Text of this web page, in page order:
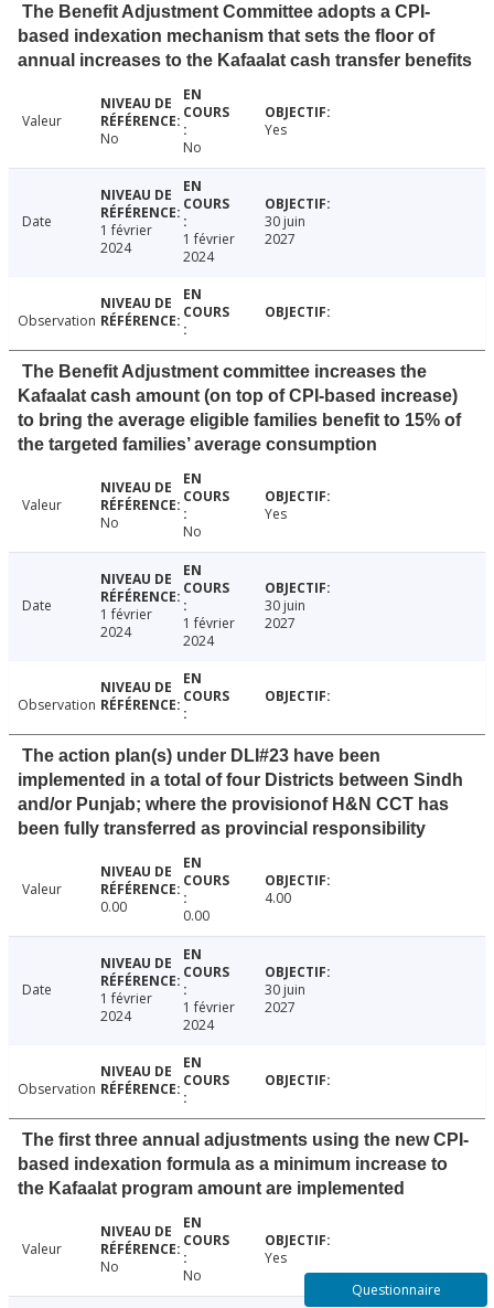
The Benefit Adjustment Committee adopts a CPI-
based indexation mechanism that sets the floor of
annual increases to the Kafaalat cash transfer benefits
Valeur
No
No
Yes
Date
1 février
2024
1 février
2024
30 juin
2027
Observation
The Benefit Adjustment committee increases the
Kafaalat cash amount (on top of CPI-based increase)
to bring the average eligible families benefit to 15% of
the targeted families’ average consumption
Valeur
No
No
Yes
Date
1 février
2024
1 février
2024
30 juin
2027
Observation
The action plan(s) under DLI#23 have been
implemented in a total of four Districts between Sindh
and/or Punjab; where the provisionof H&N CCT has
been fully transferred as provincial responsibility
Valeur
0.00
0.00
4.00
Date
1 février
2024
1 février
2024
30 juin
2027
Observation
The first three annual adjustments using the new CPI-
based indexation formula as a minimum increase to
the Kafaalat program amount are implemented
Valeur
No
No
Yes
Questionnaire